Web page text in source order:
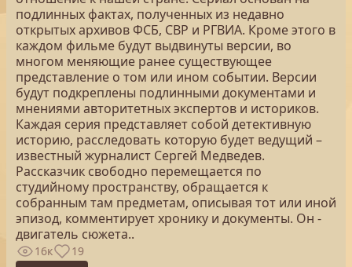
подлинных фактах, полученных из недавно
открытых архивов ФСБ, СВР и РГВИА. Кроме этого в
каждом фильме будут выдвинуты версии, во
многом меняющие ранее существующее
представление о том или ином событии. Версии
будут подкреплены подлинными документами и
мнениями авторитетных экспертов и историков.
Каждая серия представляет собой детективную
историю, расследовать которую будет ведущий –
известный журналист Сергей Медведев.
Рассказчик свободно перемещается по
студийному пространству, обращается к
собранным там предметам, описывая тот или иной
эпизод, комментирует хронику и документы. Он -
двигатель сюжета..
16к 19